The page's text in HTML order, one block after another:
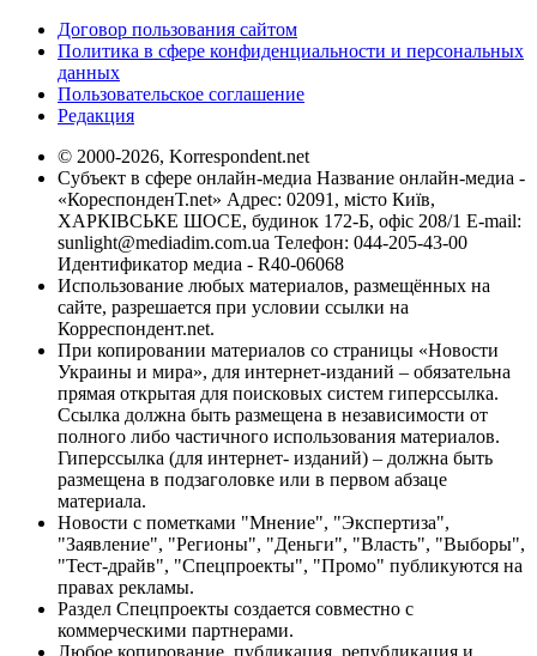
Договор пользования сайтом
Политика в сфере конфиденциальности и персональных
данных
Пользовательское соглашение
Редакция
© 2000-2026, Korrespondent.net
Субъект в сфере онлайн-медиа Название онлайн-медиа -
«КореспонденТ.net» Адрес: 02091, місто Київ,
ХАРКІВСЬКЕ ШОСЕ, будинок 172-Б, офіс 208/1 E-mail:
sunlight@mediadim.com.ua Телефон: 044-205-43-00
Идентификатор медиа - R40-06068
Использование любых материалов, размещённых на
сайте, разрешается при условии ссылки на
Корреспондент.net.
При копировании материалов со страницы «Новости
Украины и мира», для интернет-изданий – обязательна
прямая открытая для поисковых систем гиперссылка.
Ссылка должна быть размещена в независимости от
полного либо частичного использования материалов.
Гиперссылка (для интернет- изданий) – должна быть
размещена в подзаголовке или в первом абзаце
материала.
Новости с пометками "Мнение", "Экспертиза",
"Заявление", "Регионы", "Деньги", "Власть", "Выборы",
"Тест-драйв", "Спецпроекты", "Промо" публикуются на
правах рекламы.
Раздел Спецпроекты создается совместно с
коммерческими партнерами.
Любое копирование, публикация, републикация и